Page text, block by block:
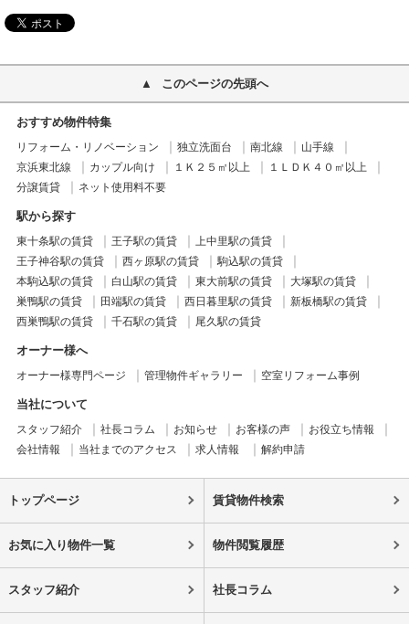
このページの先頭へ
おすすめ物件特集
リフォーム・リノベーション 独立洗面台 南北線
山手線
京浜東北線
カップル向け １Ｋ２５㎡以上
１ＬＤＫ４０㎡以上
分譲賃貸
ネット使用料不要
駅から探す
東十条駅の賃貸 王子駅の賃貸
上中里駅の賃貸
王子神谷駅の賃貸
西ヶ原駅の賃貸
駒込駅の賃貸
本駒込駅の賃貸
白山駅の賃貸 東大前駅の賃貸
大塚駅の賃貸
巣鴨駅の賃貸
田端駅の賃貸 西日暮里駅の賃貸
新板橋駅の賃貸
西巣鴨駅の賃貸
千石駅の賃貸 尾久駅の賃貸
オーナー様へ
オーナー様専門ページ 管理物件ギャラリー 空室リフォーム事例
当社について
スタッフ紹介 社長コラム お知らせ お客様の声
お役立ち情報
会社情報
当社までのアクセス 求人情報 解約申請
トップページ 賃貸物件検索
お気に入り物件一覧 物件閲覧履歴
スタッフ紹介 社長コラム